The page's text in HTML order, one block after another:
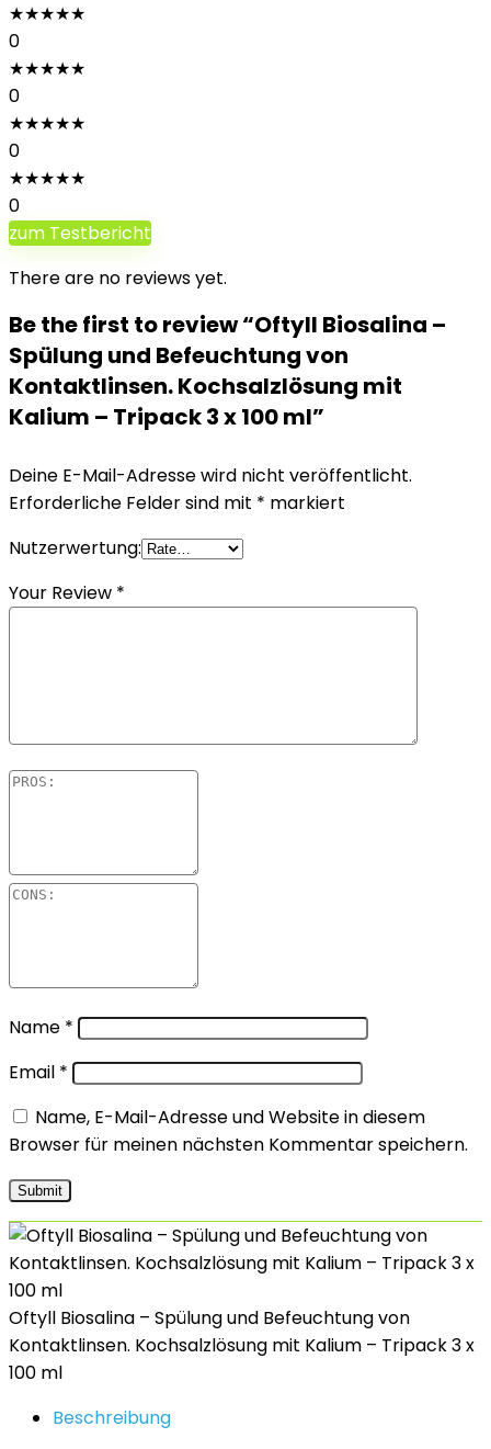
★★★★★
0
★★★★★
0
★★★★★
0
★★★★★
0
zum Testbericht
There are no reviews yet.
Be the first to review “Oftyll Biosalina –
Spülung und Befeuchtung von
Kontaktlinsen. Kochsalzlösung mit
Kalium – Tripack 3 x 100 ml”
Deine E-Mail-Adresse wird nicht veröffentlicht.
Erforderliche Felder sind mit * markiert
Nutzerwertung:
Your Review *
Name *
Email *
Name, E-Mail-Adresse und Website in diesem
Browser für meinen nächsten Kommentar speichern.
Oftyll Biosalina – Spülung und Befeuchtung von
Kontaktlinsen. Kochsalzlösung mit Kalium – Tripack 3 x
100 ml
Beschreibung